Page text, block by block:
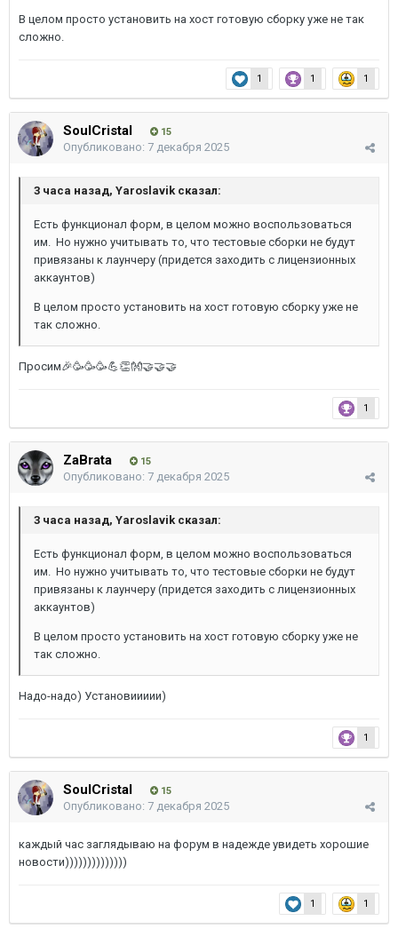
В целом просто установить на хост готовую сборку уже не так
сложно.
1 1 1
SoulCristal 15
Опубликовано: 7 декабря 2025
3 часа назад, Yaroslavik сказал:
Есть функционал форм, в целом можно воспользоваться
им. Но нужно учитывать то, что тестовые сборки не будут
привязаны к лаунчеру (придется заходить с лицензионных
аккаунтов)
В целом просто установить на хост готовую сборку уже не
так сложно.
Просим🎉🥳🥳🥳💪👏👐🤝🤝🤝
1
ZaBrata 15
Опубликовано: 7 декабря 2025
3 часа назад, Yaroslavik сказал:
Есть функционал форм, в целом можно воспользоваться
им. Но нужно учитывать то, что тестовые сборки не будут
привязаны к лаунчеру (придется заходить с лицензионных
аккаунтов)
В целом просто установить на хост готовую сборку уже не
так сложно.
Надо-надо) Установиииии)
1
SoulCristal 15
Опубликовано: 7 декабря 2025
каждый час заглядываю на форум в надежде увидеть хорошие
новости))))))))))))))
1 1